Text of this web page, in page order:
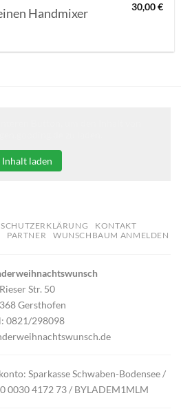
Handmixer 30,00€
Inhalt laden
KONTAKT
PARTNER WUNSCHBAUM ANMELDEN
Rieser Str. 50
Gersthofen
0821/298098
Sparkasse Schwaben-Bodensee /
0030 4172 73 / BYLADEM1MLM